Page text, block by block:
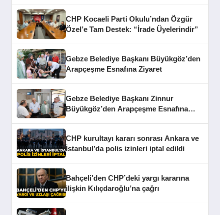
CHP Kocaeli Parti Okulu’ndan Özgür
Özel’e Tam Destek: “İrade Üyelerindir”
Gebze Belediye Başkanı Büyükgöz’den
Arapçeşme Esnafına Ziyaret
Gebze Belediye Başkanı Zinnur
Büyükgöz’den Arapçeşme Esnafına
CHP kurultayı kararı sonrası Ankara ve
İstanbul’da polis izinleri iptal edildi
Bahçeli’den CHP’deki yargı kararına
ilişkin Kılıçdaroğlu’na çağrı